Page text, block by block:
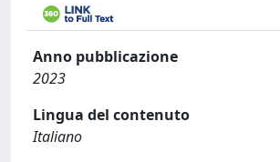
Anno pubblicazione
2023
Lingua del contenuto
Italiano